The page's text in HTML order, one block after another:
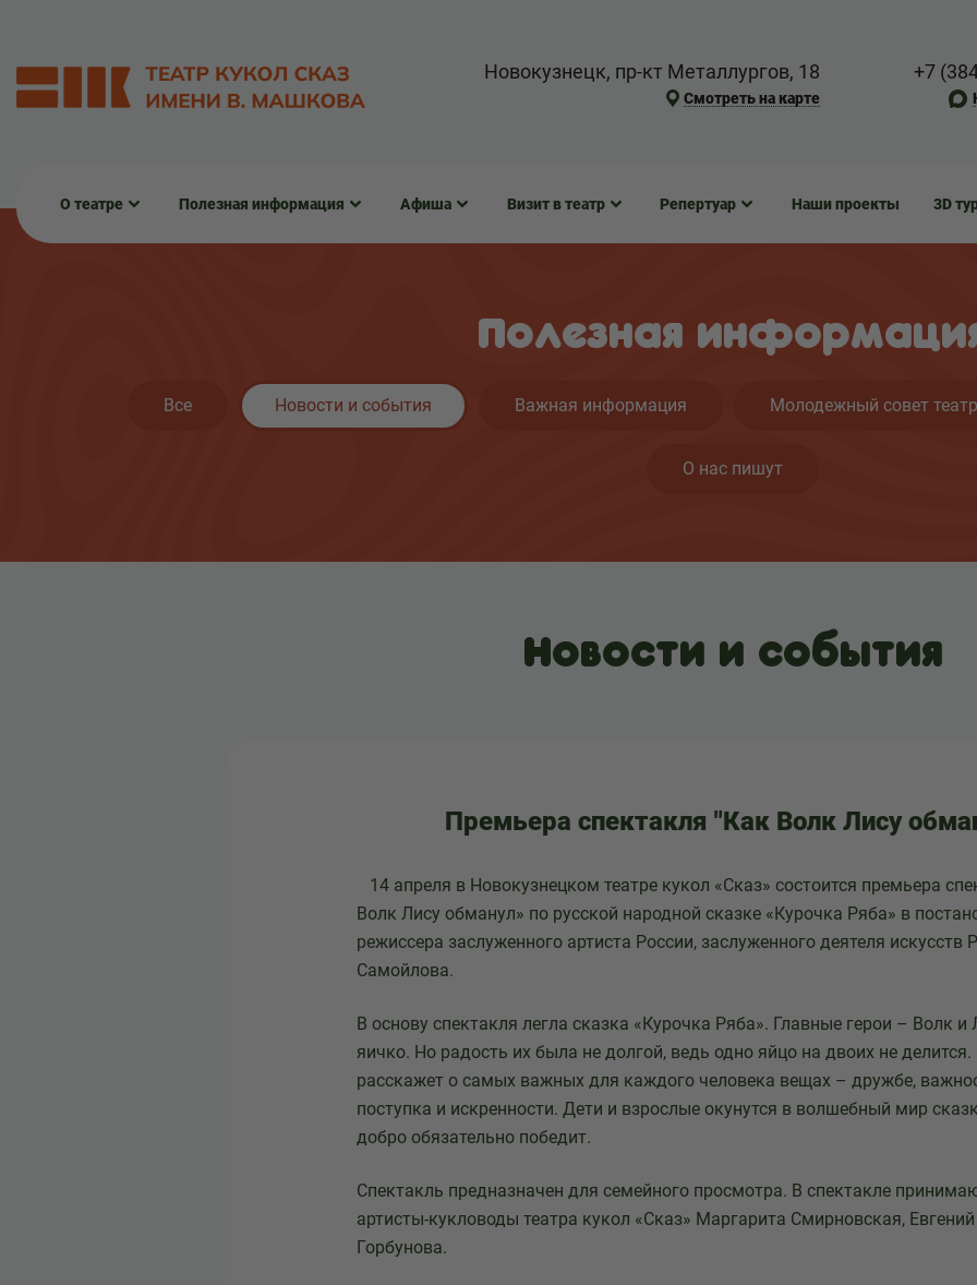
Новокузнецк, пр-кт Металлургов, 18
Смотреть на карте
+7
О театре Полезная информация Афиша Визит в театр Репертуар Наши проекты 3D
Полезная
Все Новости и события Важная информация Молодежный совет
О нас пишут
Новости и события
Премьера спектакля "Как Волк Лису
14 апреля в Новокузнецком театре кукол «Сказ» состоится премьера
Волк Лису обманул» по русской народной сказке «Курочка Ряба» в
режиссера заслуженного артиста России, заслуженного деятеля искусств
Самойлова.
В основу спектакля легла сказка «Курочка Ряба». Главные герои – Волк
яичко. Но радость их была не долгой, ведь одно яйцо на двоих не
расскажет о самых важных для каждого человека вещах – дружбе,
поступка и искренности. Дети и взрослые окунутся в волшебный мир
добро обязательно победит.
Спектакль предназначен для семейного просмотра. В спектакле
артисты-кукловоды театра кукол «Сказ» Маргарита Смирновская,
Горбунова.